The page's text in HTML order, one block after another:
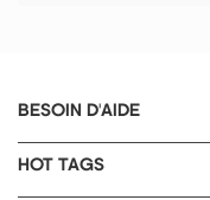
BESOIN D'AIDE
HOT TAGS